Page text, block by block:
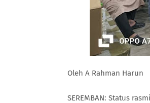
Oleh A Rahman Harun
SEREMBAN: Status